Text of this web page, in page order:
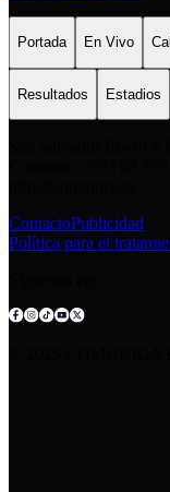
Portada En Vivo
Resultados Estadios
ContactoPublicidad
Política para el